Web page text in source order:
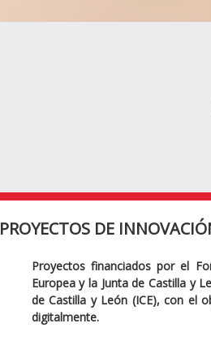
PROYECTOS DE
Proyectos financiados por el
Europea y la Junta de Castilla y
de Castilla y León (ICE), con el
digitalmente.